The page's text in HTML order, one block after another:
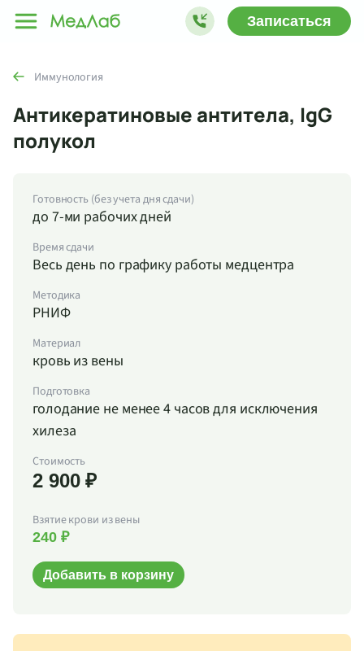
Записаться
Иммунология
Антикератиновые антитела, IgG
полукол
Готовность (без учета дня сдачи)
до 7-ми рабочих дней
Время сдачи
Весь день по графику работы медцентра
Методика
РНИФ
Материал
кровь из вены
Подготовка
голодание не менее 4 часов для исключения
хилеза
Стоимость
2 900 ₽
Взятие крови из вены
240 ₽
Добавить в корзину